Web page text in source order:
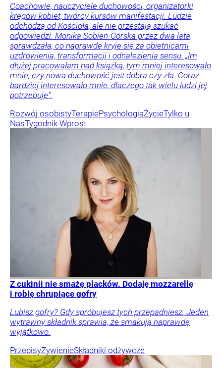
Coachowie, nauczyciele duchowości, organizatorki
kręgów kobiet, twórcy kursów manifestacji. Ludzie
odchodzą od Kościoła, ale nie przestają szukać
odpowiedzi. Monika Sobień-Górska przez dwa lata
sprawdzała, co naprawdę kryje się za obietnicami
uzdrowienia, transformacji i odnalezienia sensu. „Im
dłużej pracowałam nad książką, tym mniej interesowało
mnie, czy nowa duchowość jest dobra czy zła. Coraz
bardziej interesowało mnie, dlaczego tak wielu ludzi jej
potrzebuje”.
Rozwój osobistyTerapiePsychologiaŻycieTylko u
NasTygodnik Wprost
Z cukinii nie smażę placków. Dodaję mozzarellę
i robię chrupiące gofry
Lubisz gofry? Gdy spróbujesz tych przepadniesz. Jeden
wytrawny składnik sprawia, że smakują naprawdę
wyjątkowo.
PrzepisyŻywienieSkładniki odżywcze